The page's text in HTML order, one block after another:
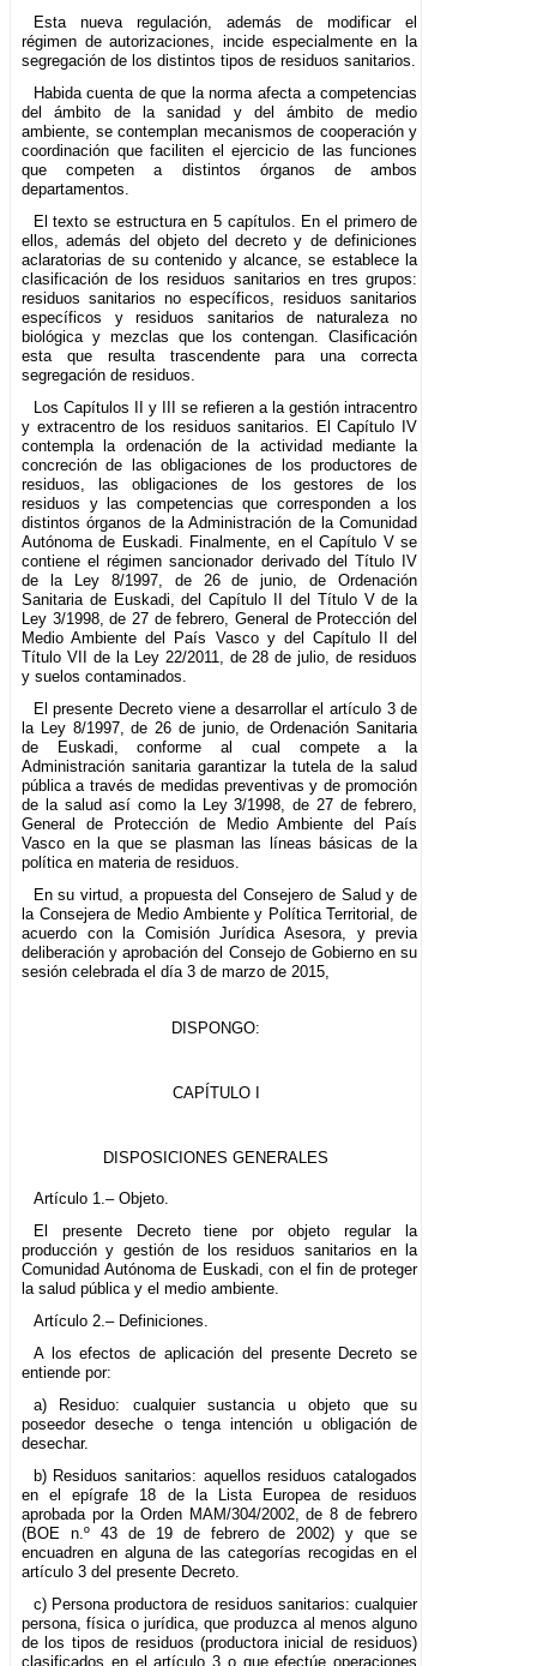
Esta nueva regulación, además de modificar el
régimen de autorizaciones, incide especialmente en la
segregación de los distintos tipos de residuos sanitarios.
Habida cuenta de que la norma afecta a competencias
del ámbito de la sanidad y del ámbito de medio
ambiente, se contemplan mecanismos de cooperación y
coordinación que faciliten el ejercicio de las funciones
que competen a distintos órganos de ambos
departamentos.
El texto se estructura en 5 capítulos. En el primero de
ellos, además del objeto del decreto y de definiciones
aclaratorias de su contenido y alcance, se establece la
clasificación de los residuos sanitarios en tres grupos:
residuos sanitarios no específicos, residuos sanitarios
específicos y residuos sanitarios de naturaleza no
biológica y mezclas que los contengan. Clasificación
esta que resulta trascendente para una correcta
segregación de residuos.
Los Capítulos II y III se refieren a la gestión intracentro
y extracentro de los residuos sanitarios. El Capítulo IV
contempla la ordenación de la actividad mediante la
concreción de las obligaciones de los productores de
residuos, las obligaciones de los gestores de los
residuos y las competencias que corresponden a los
distintos órganos de la Administración de la Comunidad
Autónoma de Euskadi. Finalmente, en el Capítulo V se
contiene el régimen sancionador derivado del Título IV
de la Ley 8/1997, de 26 de junio, de Ordenación
Sanitaria de Euskadi, del Capítulo II del Título V de la
Ley 3/1998, de 27 de febrero, General de Protección del
Medio Ambiente del País Vasco y del Capítulo II del
Título VII de la Ley 22/2011, de 28 de julio, de residuos
y suelos contaminados.
El presente Decreto viene a desarrollar el artículo 3 de
la Ley 8/1997, de 26 de junio, de Ordenación Sanitaria
de Euskadi, conforme al cual compete a la
Administración sanitaria garantizar la tutela de la salud
pública a través de medidas preventivas y de promoción
de la salud así como la Ley 3/1998, de 27 de febrero,
General de Protección de Medio Ambiente del País
Vasco en la que se plasman las líneas básicas de la
política en materia de residuos.
En su virtud, a propuesta del Consejero de Salud y de
la Consejera de Medio Ambiente y Política Territorial, de
acuerdo con la Comisión Jurídica Asesora, y previa
deliberación y aprobación del Consejo de Gobierno en su
sesión celebrada el día 3 de marzo de 2015,
DISPONGO:
CAPÍTULO I
DISPOSICIONES GENERALES
Artículo 1.– Objeto.
El presente Decreto tiene por objeto regular la
producción y gestión de los residuos sanitarios en la
Comunidad Autónoma de Euskadi, con el fin de proteger
la salud pública y el medio ambiente.
Artículo 2.– Definiciones.
A los efectos de aplicación del presente Decreto se
entiende por:
a) Residuo: cualquier sustancia u objeto que su
poseedor deseche o tenga intención u obligación de
desechar.
b) Residuos sanitarios: aquellos residuos catalogados
en el epígrafe 18 de la Lista Europea de residuos
aprobada por la Orden MAM/304/2002, de 8 de febrero
(BOE n.º 43 de 19 de febrero de 2002) y que se
encuadren en alguna de las categorías recogidas en el
artículo 3 del presente Decreto.
c) Persona productora de residuos sanitarios: cualquier
persona, física o jurídica, que produzca al menos alguno
de los tipos de residuos (productora inicial de residuos)
clasificados en el artículo 3 o que efectúe operaciones